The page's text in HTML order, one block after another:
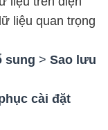
liệu quan trọng
sung > Sao lưu
cài đặt